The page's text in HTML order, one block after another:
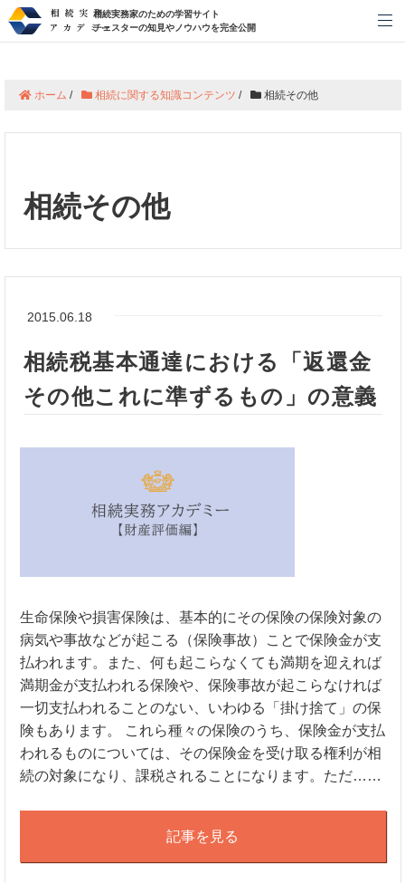
相続実務家のための学習サイト
チェスターの知見やノウハウを完全公開
メ
ホーム / 相続に関する知識コンテンツ / 相続その他
相続その他
2015.06.18
相続税基本通達における「返還金
その他これに準ずるもの」の意義
生命保険や損害保険は、基本的にその保険の保険対象の
病気や事故などが起こる（保険事故）ことで保険金が支
払われます。また、何も起こらなくても満期を迎えれば
満期金が支払われる保険や、保険事故が起こらなければ
一切支払われることのない、いわゆる「掛け捨て」の保
険もあります。 これら種々の保険のうち、保険金が支払
われるものについては、その保険金を受け取る権利が相
続の対象になり、課税されることになります。ただ……
記事を見る